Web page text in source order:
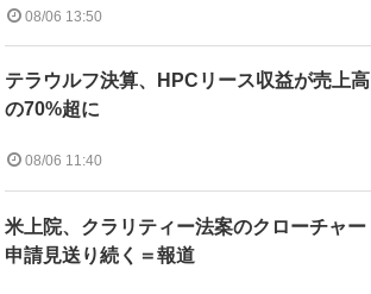
08/06 13:50
テラウルフ決算、HPCリース収益が売上高
の70%超に
08/06 11:40
米上院、クラリティー法案のクローチャー
申請見送り続く＝報道